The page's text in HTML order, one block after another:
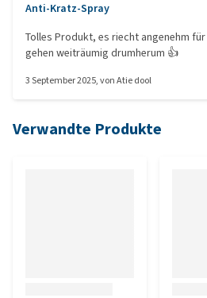
Anti-Kratz-Spray
Tolles Produkt, es riecht angenehm
gehen weiträumig drumherum 👍
3 September 2025, vonAtie dool
Verwandte Produkte